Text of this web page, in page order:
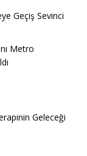
Geçiş Sevinci
Metro
Geleceği